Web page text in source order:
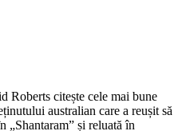
Roberts citește cele mai bune
australian care a reușit să
„Shantaram” și reluată în